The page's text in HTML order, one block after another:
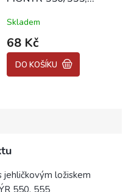
Skladem
68 Kč
DO KOŠÍKU
jehličkovým ložiskem
550, 555